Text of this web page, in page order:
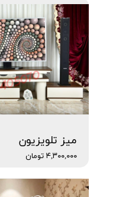
میز تلویزیون
۴,۳۰۰,۰۰۰ تومان